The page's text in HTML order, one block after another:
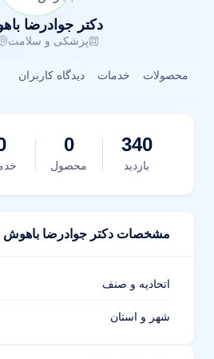
دکتر جوادرضا
پزشکی و سلامت
محصولات خدمات دیدگاه کاربران
340
بازدید
0
محصول
مشخصات دکتر جوادرضا باهوش
اتحادیه و صنف
شهر و استان